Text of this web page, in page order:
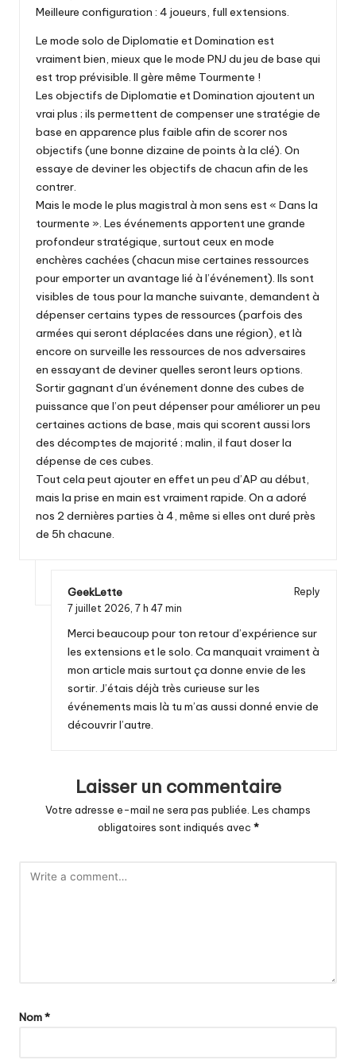
Meilleure configuration : 4 joueurs, full extensions.
Le mode solo de Diplomatie et Domination est
vraiment bien, mieux que le mode PNJ du jeu de base qui
est trop prévisible. Il gère même Tourmente !
Les objectifs de Diplomatie et Domination ajoutent un
vrai plus ; ils permettent de compenser une stratégie de
base en apparence plus faible afin de scorer nos
objectifs (une bonne dizaine de points à la clé). On
essaye de deviner les objectifs de chacun afin de les
contrer.
Mais le mode le plus magistral à mon sens est « Dans la
tourmente ». Les événements apportent une grande
profondeur stratégique, surtout ceux en mode
enchères cachées (chacun mise certaines ressources
pour emporter un avantage lié à l’événement). Ils sont
visibles de tous pour la manche suivante, demandent à
dépenser certains types de ressources (parfois des
armées qui seront déplacées dans une région), et là
encore on surveille les ressources de nos adversaires
en essayant de deviner quelles seront leurs options.
Sortir gagnant d’un événement donne des cubes de
puissance que l’on peut dépenser pour améliorer un peu
certaines actions de base, mais qui scorent aussi lors
des décomptes de majorité ; malin, il faut doser la
dépense de ces cubes.
Tout cela peut ajouter en effet un peu d’AP au début,
mais la prise en main est vraiment rapide. On a adoré
nos 2 dernières parties à 4, même si elles ont duré près
de 5h chacune.
GeekLette
Reply
7 juillet 2026, 7 h 47 min
Merci beaucoup pour ton retour d’expérience sur
les extensions et le solo. Ca manquait vraiment à
mon article mais surtout ça donne envie de les
sortir. J’étais déjà très curieuse sur les
événements mais là tu m’as aussi donné envie de
découvrir l’autre.
Laisser un commentaire
Votre adresse e-mail ne sera pas publiée. Les champs
obligatoires sont indiqués avec *
Nom*